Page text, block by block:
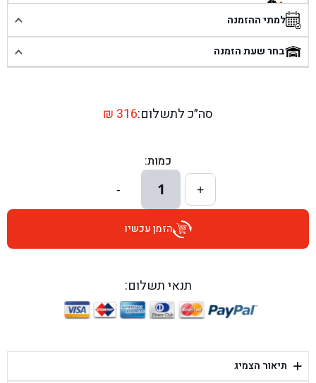
בן גל - פוריידיס, כניסה צפונית מול כביש 4 - פרדיס
בן גל - שכונת אזור תעשייה זעירה, עיילבון - עיילבון
בן גל - דרך השבעה 20, אזור - אזור
בן גל - הרצל 6, גדרה - גדרה
בן גל - שדרות דוד בן גוריון 8, באר שבע - באר שבע
בן גל - היובלים 26, הוד השרון - הוד השרון
בן גל - יפת 88, תל אביב יפו - תל אביב
למתי ההזמנה
בחר שעת הזמנה
סה״כ לתשלום: ₪ 316
כמות:
+
1
-
הזמן עכשיו
תנאי תשלום:
+ תיאור הצמיג